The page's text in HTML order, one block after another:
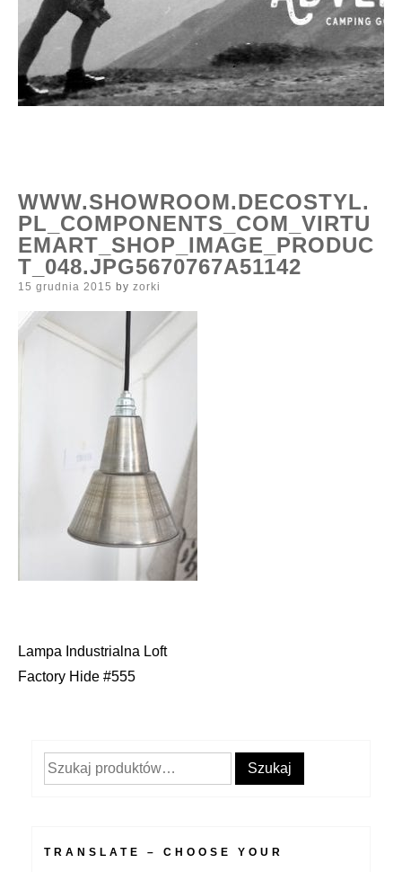
WWW.SHOWROOM.DECOSTYL.
PL_COMPONENTS_COM_VIRTU
EMART_SHOP_IMAGE_PRODUC
T_048.JPG5670767A51142
Posted
15 grudnia 2015 by zorki
Nawigacja
Lampa Industrialna Loft
Factory Hide #555
Szukaj: Szukaj
TRANSLATE – CHOOSE YOUR